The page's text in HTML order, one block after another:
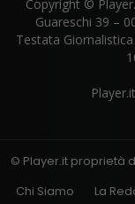
Copyright ©
Guareschi 39 –
Testata
© Player.it proprietà
Chi Siamo
La